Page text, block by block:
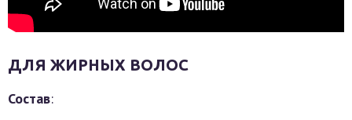
ДЛЯ ЖИРНЫХ ВОЛОС
Состав: